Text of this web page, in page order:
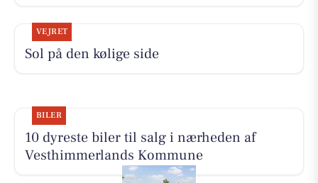
VEJRET
Sol på den kølige side
BILER
10 dyreste biler til salg i nærheden af
Vesthimmerlands Kommune